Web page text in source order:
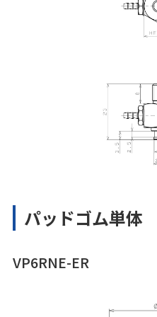
パッドゴム単体
VP6RNE-ER